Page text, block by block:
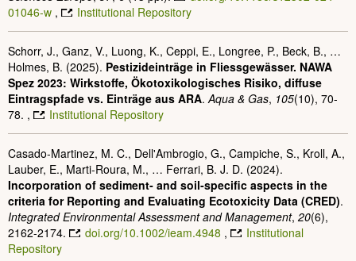
01046-w , Institutional Repository
Schorr, J., Ganz, V., Luong, K., Ceppi, E., Longree, P., Beck, B., …
Holmes, B. (2025). Pestizideinträge in Fliessgewässer. NAWA
Spez 2023: Wirkstoffe, Ökotoxikologisches Risiko, diffuse
Eintragspfade vs. Einträge aus ARA.Aqua & Gas, 105(10), 70-
78. ,
Institutional Repository
Casado‐Martinez, M. C., Dell'Ambrogio, G., Campiche, S., Kroll, A.,
Lauber, E., Marti‐Roura, M., … Ferrari, B. J. D. (2024).
Incorporation of sediment‐ and soil‐specific aspects in the
criteria for Reporting and Evaluating Ecotoxicity Data (CRED).
Integrated Environmental Assessment and Management, 20(6),
2162-2174.
doi.org/10.1002/ieam.4948 ,
Institutional
Repository